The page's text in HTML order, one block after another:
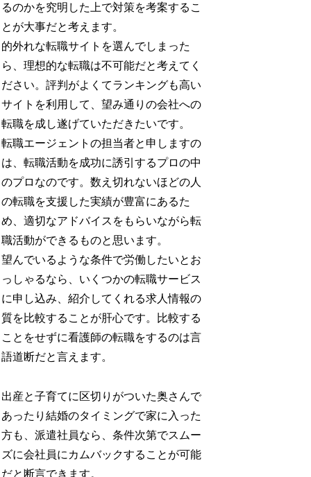
るのかを究明した上で対策を考案するこ
とが大事だと考えます。
的外れな転職サイトを選んでしまった
ら、理想的な転職は不可能だと考えてく
ださい。評判がよくてランキングも高い
サイトを利用して、望み通りの会社への
転職を成し遂げていただきたいです。
転職エージェントの担当者と申しますの
は、転職活動を成功に誘引するプロの中
のプロなのです。数え切れないほどの人
の転職を支援した実績が豊富にあるた
め、適切なアドバイスをもらいながら転
職活動ができるものと思います。
望んでいるような条件で労働したいとお
っしゃるなら、いくつかの転職サービス
に申し込み、紹介してくれる求人情報の
質を比較することが肝心です。比較する
ことをせずに看護師の転職をするのは言
語道断だと言えます。
出産と子育てに区切りがついた奥さんで
あったり結婚のタイミングで家に入った
方も、派遣社員なら、条件次第でスムー
ズに会社員にカムバックすることが可能
だと断言できます。